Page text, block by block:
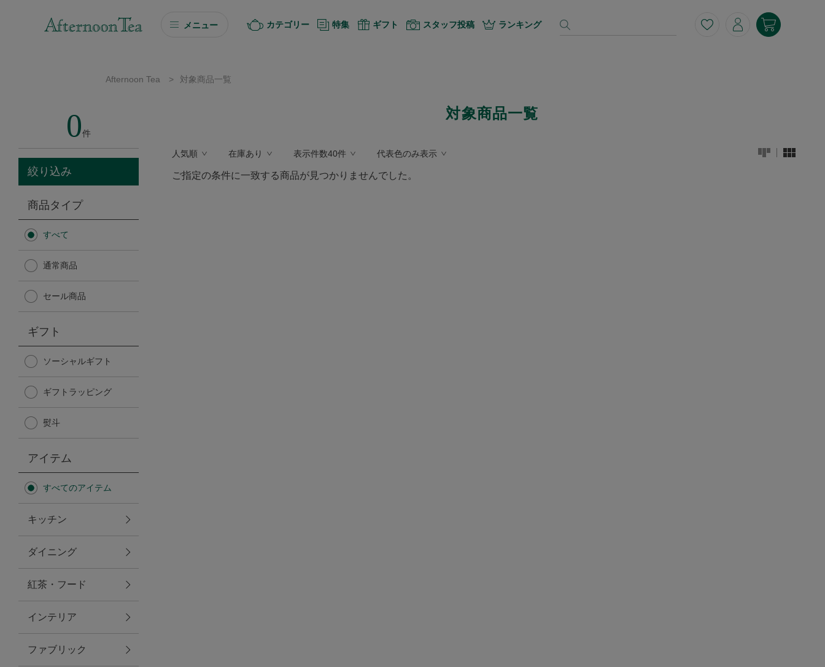
メニュー
ソーシャルギフト
カタログギフト
Afternoon Tea TEAROOM
Afternoon Tea TEAROOM
日傘
保冷バッグ
無重力シリーズ
トラベルグッズ
ランチ
バッグ
カテゴリー 特集 ギフト スタッフ投稿 ランキング
Afternoon Tea > 対象商品一覧
0件
絞り込み
商品タイプ
すべて
通常商品
セール商品
ギフト
ソーシャルギフト
ギフトラッピング
熨斗
アイテム
すべてのアイテム
キッチン
ダイニング
紅茶・フード
インテリア
ファブリック
対象商品一覧
人気順 在庫あり 表示件数40件 代表色のみ表示
ご指定の条件に一致する商品が見つかりませんでした。